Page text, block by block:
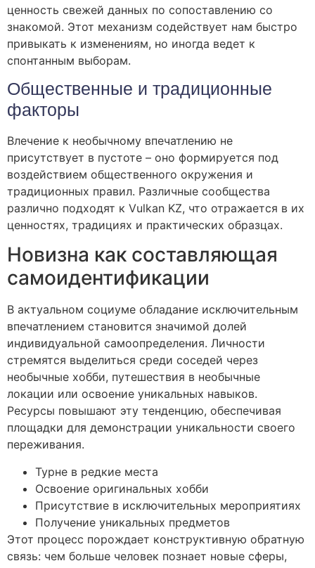
ценность свежей данных по сопоставлению со
знакомой. Этот механизм содействует нам быстро
привыкать к изменениям, но иногда ведет к
спонтанным выборам.
Общественные и традиционные
факторы
Влечение к необычному впечатлению не
присутствует в пустоте – оно формируется под
воздействием общественного окружения и
традиционных правил. Различные сообщества
различно подходят к Vulkan KZ, что отражается в их
ценностях, традициях и практических образцах.
Новизна как составляющая
самоидентификации
В актуальном социуме обладание исключительным
впечатлением становится значимой долей
индивидуальной самоопределения. Личности
стремятся выделиться среди соседей через
необычные хобби, путешествия в необычные
локации или освоение уникальных навыков.
Ресурсы повышают эту тенденцию, обеспечивая
площадки для демонстрации уникальности своего
переживания.
Турне в редкие места
Освоение оригинальных хобби
Присутствие в исключительных мероприятиях
Получение уникальных предметов
Этот процесс порождает конструктивную обратную
связь: чем больше человек познает новые сферы,